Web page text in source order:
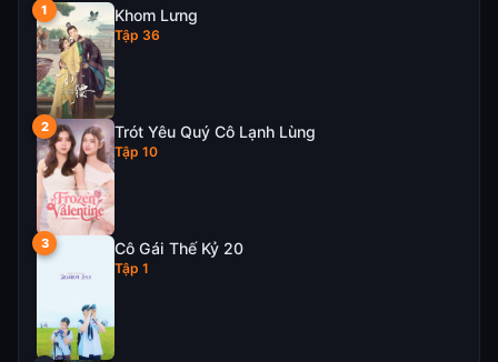
Khom Lưng
Tập 36
Trót Yêu Quý Cô Lạnh Lùng
Tập 10
Cô Gái Thế Kỷ 20
Tập 1